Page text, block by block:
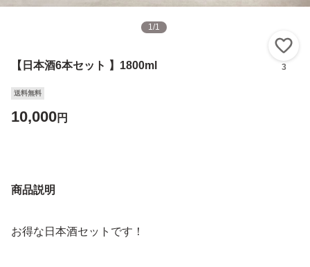
1/1
【日本酒6本セット 】1800ml 3
送料無料
10,000円
商品説明
お得な日本酒セットです！